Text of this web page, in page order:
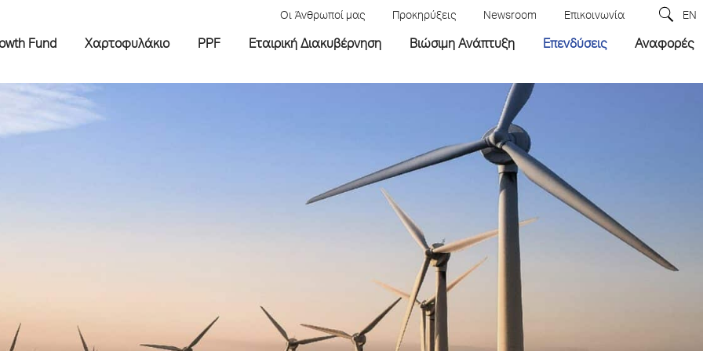
Οι Άνθρωποί μας Προκηρύξεις Newsroom Επικοινωνία EN
Fund Χαρτοφυλάκιο PPF Εταιρική Διακυβέρνηση Βιώσιμη Ανάπτυξη Επενδύσεις Αναφορές